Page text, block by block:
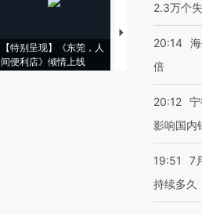
【特别呈现】《东莞，人
间便利店》倾情上线
【推广】走进第四
会，让数智科技“
2.3万个
20:14
倍
20:12
影响国内
19:51
7
持续多久